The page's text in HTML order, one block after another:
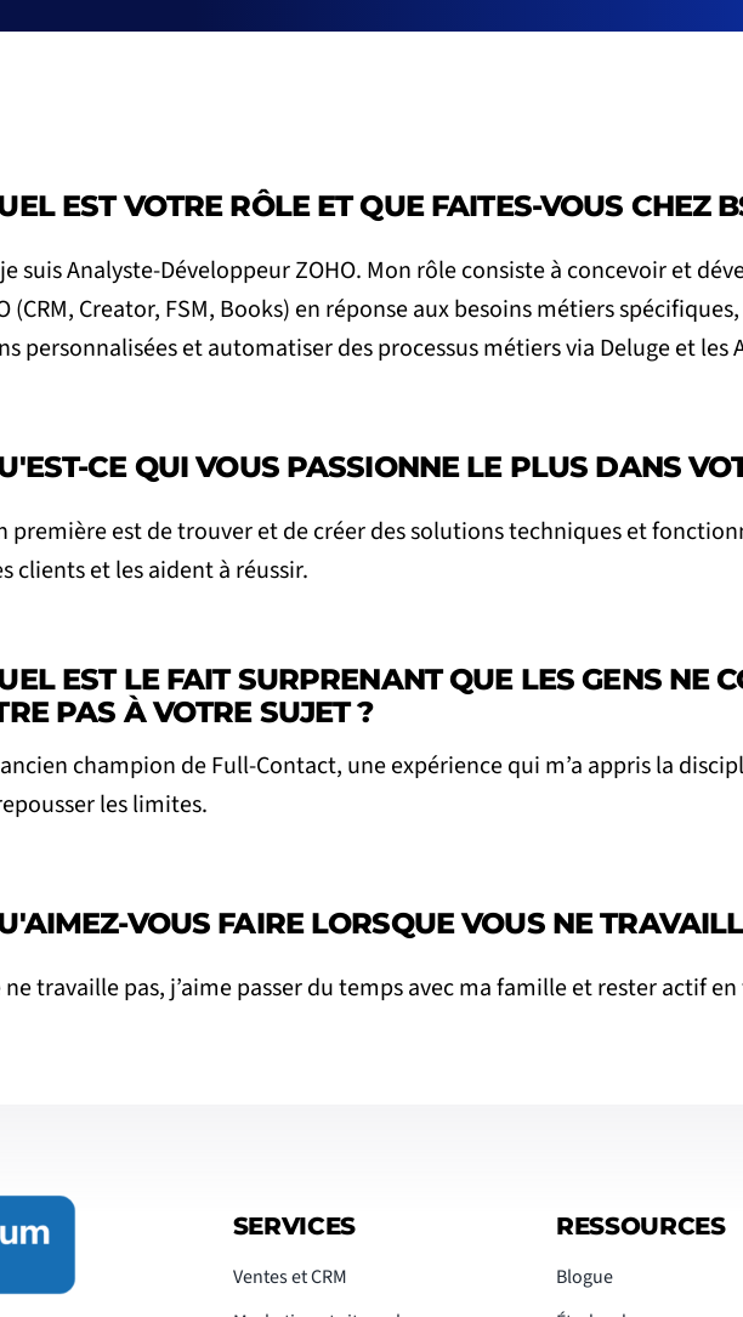
EST VOTRE RÔLE ET QUE FAITES-VOUS CHEZ
je suis Analyste-Développeur ZOHO. Mon rôle consiste à concevoir et
(CRM, Creator, FSM, Books) en réponse aux besoins métiers
personnalisées et automatiser des processus métiers via Deluge et les
CE QUI VOUS PASSIONNE LE PLUS DANS
première est de trouver et de créer des solutions techniques et
clients et les aident à réussir.
EST LE FAIT SURPRENANT QUE LES GENS NE
PAS À VOTRE SUJET ?
champion de Full-Contact, une expérience qui m’a appris la
les limites.
VOUS FAIRE LORSQUE VOUS NE
travaille pas, j’aime passer du temps avec ma famille et rester actif
SERVICES
Ventes et CRM
RESSOURCES
Blogue